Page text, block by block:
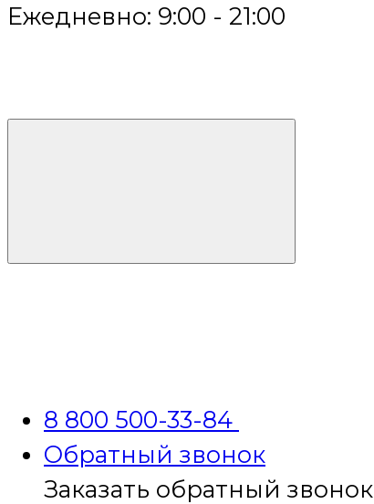
Ежедневно: 9:00 - 21:00
8 800 500-33-84
Обратный звонок
Заказать обратный звонок